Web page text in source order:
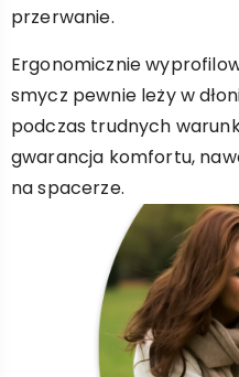
przerwanie.
Ergonomicznie
smycz pewnie leży w
podczas trudnych
gwarancja komfortu,
na spacerze.